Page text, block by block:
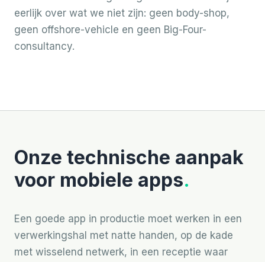
eerlijk over wat we niet zijn: geen body-shop,
geen offshore-vehicle en geen Big-Four-
consultancy.
Onze technische aanpak
voor mobiele apps.
Een goede app in productie moet werken in een
verwerkingshal met natte handen, op de kade
met wisselend netwerk, in een receptie waar